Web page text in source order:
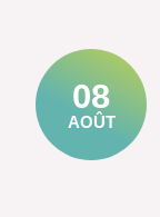
08
AOÛT